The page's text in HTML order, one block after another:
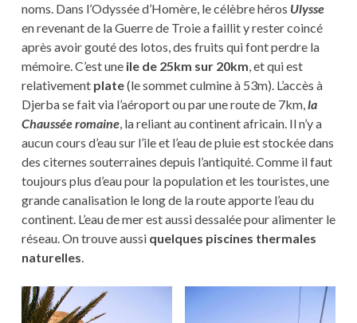
noms. Dans l’Odyssée d’Homère, le célèbre héros Ulysse
en revenant de la Guerre de Troie a faillit y rester coincé
après avoir gouté des lotos, des fruits qui font perdre la
mémoire. C’est une ile de 25km sur 20km, et qui est
relativement plate(le sommet culmine à 53m). L’accès à
Djerba se fait via l’aéroport ou par une route de 7km,la
Chaussée romaine, la reliant au continent africain. Il n’y a
aucun cours d’eau sur l’ile et l’eau de pluie est stockée dans
des citernes souterraines depuis l’antiquité. Comme il faut
toujours plus d’eau pour la population et les touristes, une
grande canalisation le long de la route apporte l’eau du
continent. L’eau de mer est aussi dessalée pour alimenter le
réseau. On trouve aussi quelques piscines thermales
naturelles.